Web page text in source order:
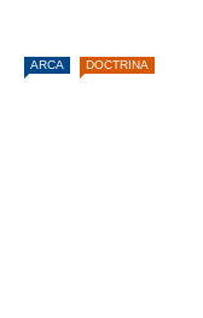
ARCA DOCTRINA